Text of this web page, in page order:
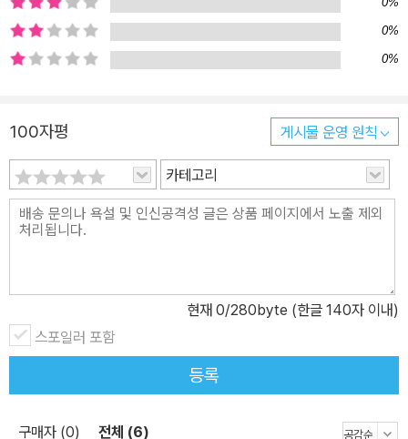
요.
0%
0%
100자평 게시물 운영 원칙
카테고리
현재 0/280byte (한글 140자 이내)
스포일러 포함
등록
구매자 (0) 전체 (6)